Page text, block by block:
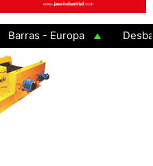
- Europa